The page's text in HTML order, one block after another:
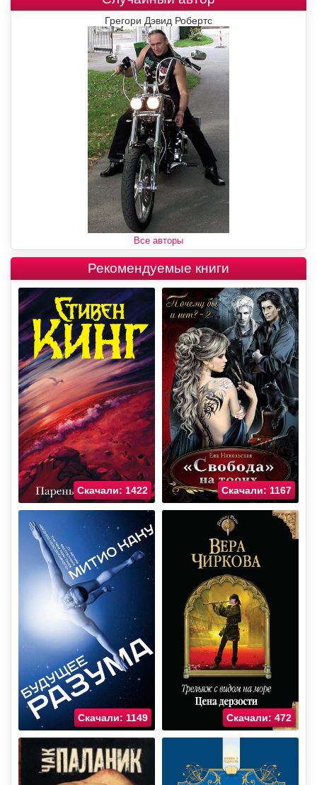
Грегори Дэвид Робертс
Все авторы
Рекомендуемые книги
Скачали: 1422 Скачали: 1167
Скачали: 1149 Скачали: 472